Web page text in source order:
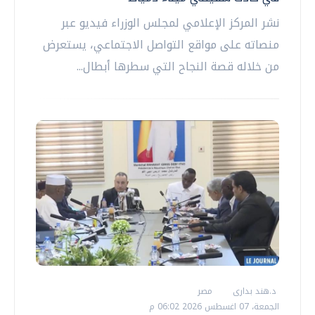
نشر المركز الإعلامي لمجلس الوزراء فيديو عبر
منصاته على مواقع التواصل الاجتماعي، يستعرض
من خلاله قصة النجاح التي سطرها أبطال...
د.هند بدارى
مصر
الجمعة، 07 اغسطس 2026 06:02 م